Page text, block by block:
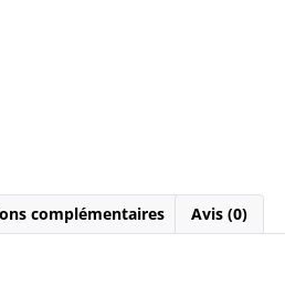
complémentaires Avis (0)